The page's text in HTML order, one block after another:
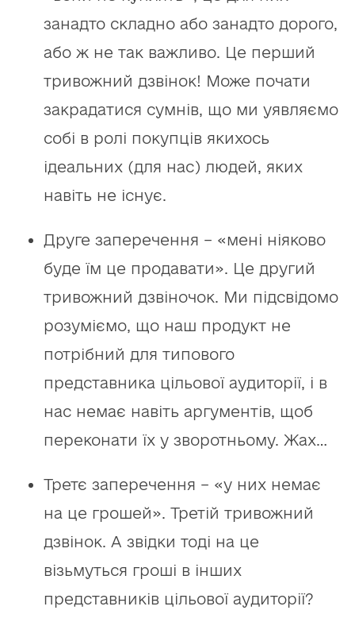
занадто складно або занадто дорого,
або ж не так важливо. Це перший
тривожний дзвінок! Може почати
закрадатися сумнів, що ми уявляємо
собі в ролі покупців якихось
ідеальних (для нас) людей, яких
навіть не існує.
Друге заперечення – «мені ніяково
буде їм це продавати». Це другий
тривожний дзвіночок. Ми підсвідомо
розуміємо, що наш продукт не
потрібний для типового
представника цільової аудиторії, і в
нас немає навіть аргументів, щоб
переконати їх у зворотньому. Жах…
Третє заперечення – «у них немає
на це грошей». Третій тривожний
дзвінок. А звідки тоді на це
візьмуться гроші в інших
представників цільової аудиторії?